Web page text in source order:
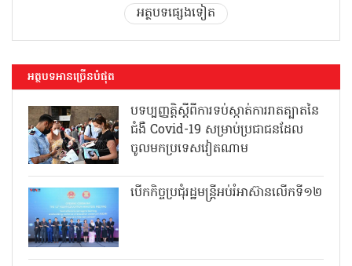
អត្ថបទផ្សេងទៀត
អត្ថបទអានច្រើនបំផុត
បទប្បញ្ញត្តិស្តីពីការទប់ស្កាត់ការរាតត្បាតនៃ
ជំងឺ Covid-19 សម្រាប់ប្រជាជនដែល
ចូលមកប្រទេសវៀតណាម
បើកកិច្ចប្រជុំរដ្ឋមន្ត្រីអប់រំអាស៊ានលើកទី១២